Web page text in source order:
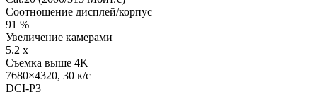
Соотношение дисплей/корпус
91 %
Увеличение камерами
5.2 x
Съемка выше 4K
7680×4320, 30 к/с
DCI-P3